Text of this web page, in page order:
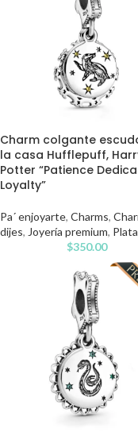
Charm colgante
la casa Hufflepuff,
Potter “Patience
Loyalty”
Pa´ enjoyarte, Charms,
dijes, Joyería premium,
$350.00